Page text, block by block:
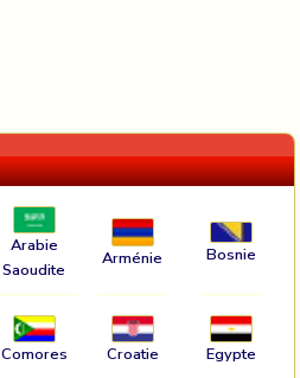
Arabie
Saoudite
Arménie Bosnie
Comores Croatie Egypte